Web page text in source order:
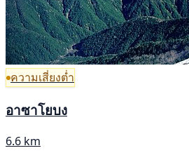
ความเสี่ยงต่ำ
อาซาโยบง
6.6 km